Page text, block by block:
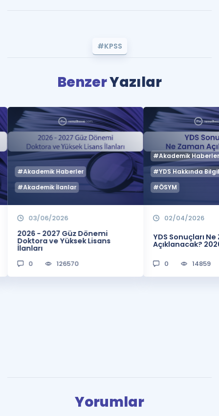
#KPSS
BenzerYazılar
#Akademik Haberler
#Akademik İlanlar
03/06/2026
2026 - 2027 Güz Dönemi
Doktora ve Yüksek Lisans
İlanları
0 126570
#Akademik
#YDS Hakkında
#ÖSYM
02/04/2026
YDS Sonuçları
Açıklanacak?
0 14859
Yorumlar